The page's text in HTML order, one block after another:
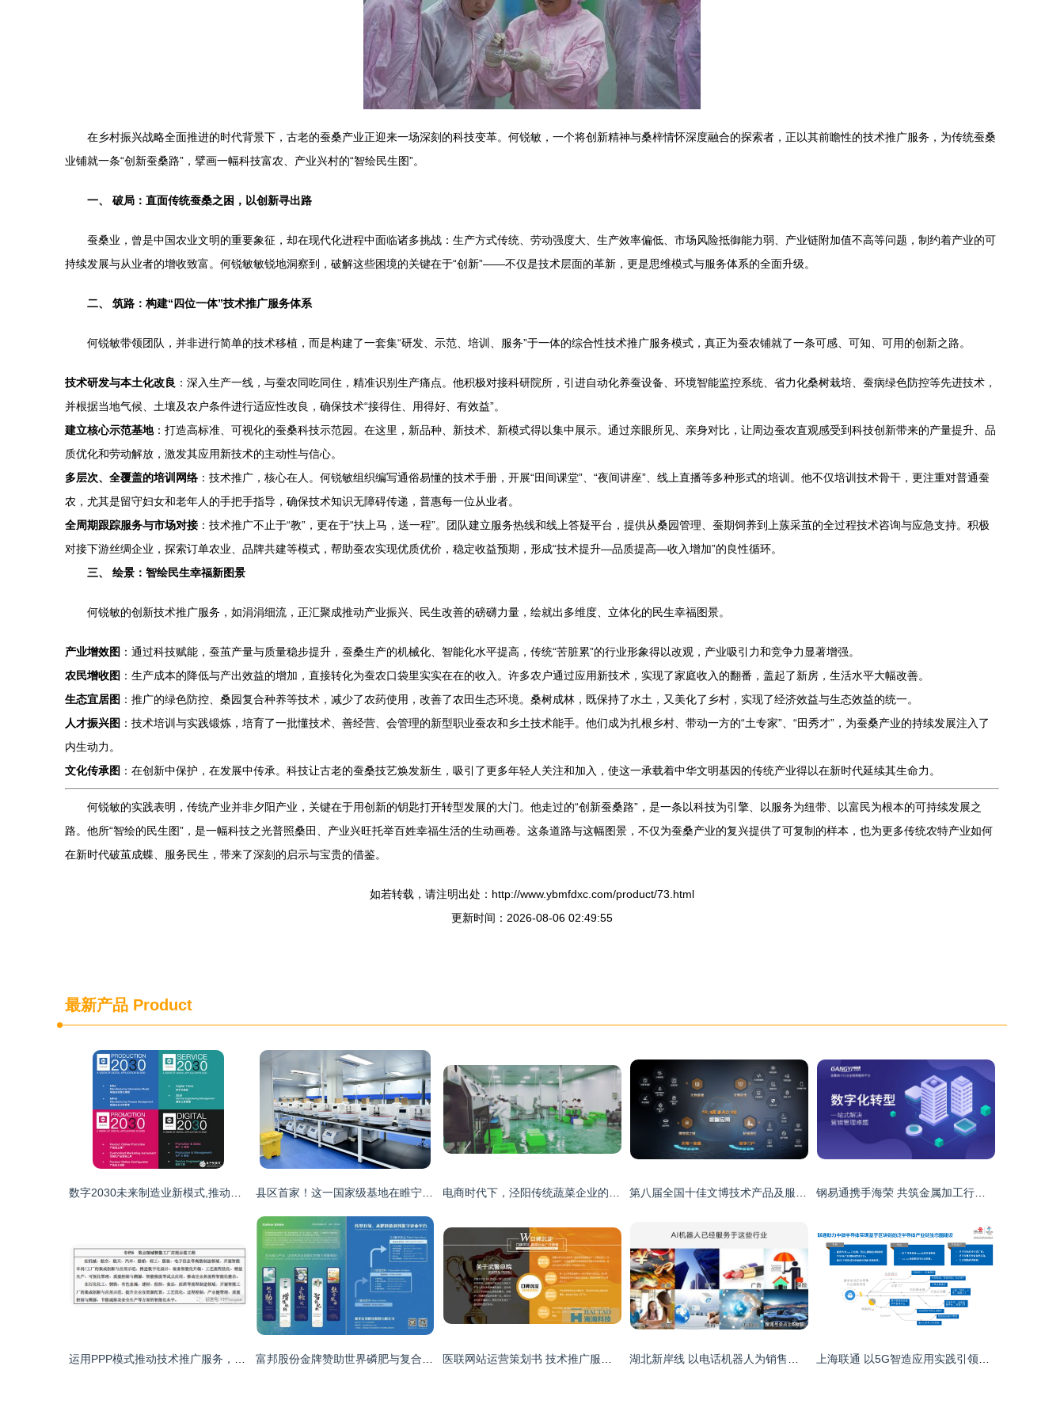
在乡村振兴战略全面推进的时代背景下，古老的蚕桑产业正迎来一场深刻的科技变革。何锐敏，一个将创新精神与桑梓情怀深度融合的探索者，正以其前瞻性的技术推广服务，为传统蚕桑
业铺就一条“创新蚕桑路”，擘画一幅科技富农、产业兴村的“智绘民生图”。
一、 破局：直面传统蚕桑之困，以创新寻出路
蚕桑业，曾是中国农业文明的重要象征，却在现代化进程中面临诸多挑战：生产方式传统、劳动强度大、生产效率偏低、市场风险抵御能力弱、产业链附加值不高等问题，制约着产业的可
持续发展与从业者的增收致富。何锐敏敏锐地洞察到，破解这些困境的关键在于“创新”——不仅是技术层面的革新，更是思维模式与服务体系的全面升级。
二、 筑路：构建“四位一体”技术推广服务体系
何锐敏带领团队，并非进行简单的技术移植，而是构建了一套集“研发、示范、培训、服务”于一体的综合性技术推广服务模式，真正为蚕农铺就了一条可感、可知、可用的创新之路。
技术研发与本土化改良 ：深入生产一线，与蚕农同吃同住，精准识别生产痛点。他积极对接科研院所，引进自动化养蚕设备、环境智能监控系统、省力化桑树栽培、蚕病绿色防控等先进技术，
并根据当地气候、土壤及农户条件进行适应性改良，确保技术“接得住、用得好、有效益”。
建立核心示范基地：打造高标准、可视化的蚕桑科技示范园。在这里，新品种、新技术、新模式得以集中展示。通过亲眼所见、亲身对比，让周边蚕农直观感受到科技创新带来的产量提升、品
质优化和劳动解放，激发其应用新技术的主动性与信心。
多层次、全覆盖的培训网络 ：技术推广，核心在人。何锐敏组织编写通俗易懂的技术手册，开展“田间课堂”、“夜间讲座”、线上直播等多种形式的培训。他不仅培训技术骨干，更注重对普通蚕
农，尤其是留守妇女和老年人的手把手指导，确保技术知识无障碍传递，普惠每一位从业者。
全周期跟踪服务与市场对接 ：技术推广不止于“教”，更在于“扶上马，送一程”。团队建立服务热线和线上答疑平台，提供从桑园管理、蚕期饲养到上蔟采茧的全过程技术咨询与应急支持。积极
对接下游丝绸企业，探索订单农业、品牌共建等模式，帮助蚕农实现优质优价，稳定收益预期，形成“技术提升—品质提高—收入增加”的良性循环。
三、 绘景：智绘民生幸福新图景
何锐敏的创新技术推广服务，如涓涓细流，正汇聚成推动产业振兴、民生改善的磅礴力量，绘就出多维度、立体化的民生幸福图景。
产业增效图 ：通过科技赋能，蚕茧产量与质量稳步提升，蚕桑生产的机械化、智能化水平提高，传统“苦脏累”的行业形象得以改观，产业吸引力和竞争力显著增强。
农民增收图 ：生产成本的降低与产出效益的增加，直接转化为蚕农口袋里实实在在的收入。许多农户通过应用新技术，实现了家庭收入的翻番，盖起了新房，生活水平大幅改善。
生态宜居图 ：推广的绿色防控、桑园复合种养等技术，减少了农药使用，改善了农田生态环境。桑树成林，既保持了水土，又美化了乡村，实现了经济效益与生态效益的统一。
人才振兴图 ：技术培训与实践锻炼，培育了一批懂技术、善经营、会管理的新型职业蚕农和乡土技术能手。他们成为扎根乡村、带动一方的“土专家”、“田秀才”，为蚕桑产业的持续发展注入了
内生动力。
文化传承图 ：在创新中保护，在发展中传承。科技让古老的蚕桑技艺焕发新生，吸引了更多年轻人关注和加入，使这一承载着中华文明基因的传统产业得以在新时代延续其生命力。
何锐敏的实践表明，传统产业并非夕阳产业，关键在于用创新的钥匙打开转型发展的大门。他走过的“创新蚕桑路”，是一条以科技为引擎、以服务为纽带、以富民为根本的可持续发展之
路。他所“智绘的民生图”，是一幅科技之光普照桑田、产业兴旺托举百姓幸福生活的生动画卷。这条道路与这幅图景，不仅为蚕桑产业的复兴提供了可复制的样本，也为更多传统农特产业如何
在新时代破茧成蝶、服务民生，带来了深刻的启示与宝贵的借鉴。
如若转载，请注明出处：http://www.ybmfdxc.com/product/73.html
更新时间：2026-08-06 02:49:55
最新产品 Product